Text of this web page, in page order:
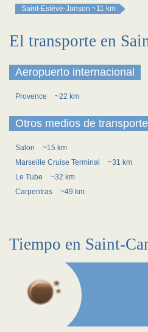
Saint-Estève-Janson ~11 km
El transporte en
Aeropuerto internacional
Provence ~22 km
Otros medios de transporte
Salon
~15 km
Marseille Cruise Terminal
~31 km
Le Tube
~32 km
Carpentras
~49 km
Tiempo en Saint-